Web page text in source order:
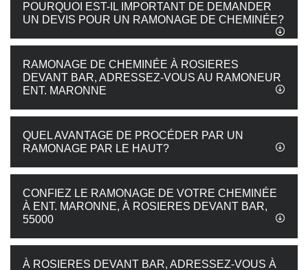
POURQUOI EST-IL IMPORTANT DE DEMANDER
UN DEVIS POUR UN RAMONAGE DE CHEMINÉE?
RAMONAGE DE CHEMINÉE À ROSIERES
DEVANT BAR, ADRESSEZ-VOUS AU RAMONEUR
ENT. MARONNE
QUEL AVANTAGE DE PROCÉDER PAR UN
RAMONAGE PAR LE HAUT?
CONFIEZ LE RAMONAGE DE VOTRE CHEMINÉE
À ENT. MARONNE, À ROSIERES DEVANT BAR,
55000
À ROSIERES DEVANT BAR, ADRESSEZ-VOUS À